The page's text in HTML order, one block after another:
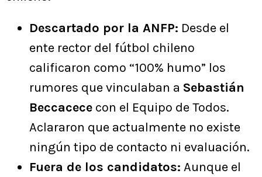
Descartado por la ANFP: Desde el
ente rector del fútbol chileno
calificaron como “100% humo” los
rumores que vinculaban a Sebastián
Beccacece con el Equipo de Todos.
Aclararon que actualmente no existe
ningún tipo de contacto ni evaluación.
Fuera de los candidatos: Aunque el